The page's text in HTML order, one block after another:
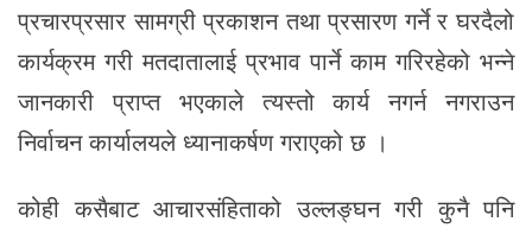
प्रचारप्रसार सामग्री प्रकाशन तथा प्रसारण गर्ने र घरदैलो
कार्यक्रम गरी मतदातालाई प्रभाव पार्ने काम गरिरहेको भन्ने
जानकारी प्राप्त भएकाले त्यस्तो कार्य नगर्न नगराउन
निर्वाचन कार्यालयले ध्यानाकर्षण गराएको छ ।
कोही कसैबाट आचारसंहिताको उल्लङ्घन गरी कुनै पनि